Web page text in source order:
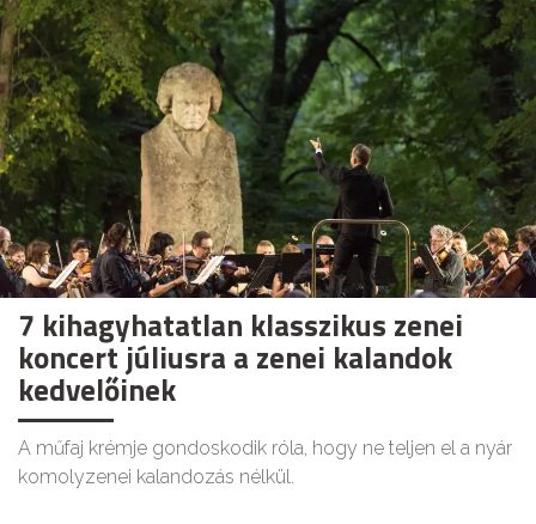
7 kihagyhatatlan klasszikus zenei
koncert júliusra a zenei kalandok
kedvelőinek
A műfaj krémje gondoskodik róla, hogy ne teljen el a nyár
komolyzenei kalandozás nélkül.